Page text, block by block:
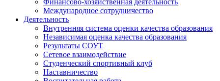
Финансово-хозяйственная деятельность
Международное сотрудничество
Деятельность
Внутренняя система оценки качества образования
Независимая оценка качества образования
Результаты СОУТ
Сетевое взаимодействие
Студенческий спортивный клуб
Наставничество